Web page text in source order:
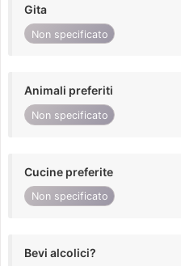
Gita
Non specificato
Animali preferiti
Non specificato
Cucine preferite
Non specificato
Bevi alcolici?